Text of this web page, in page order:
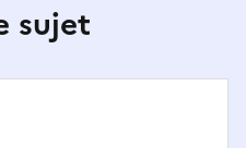
sujet